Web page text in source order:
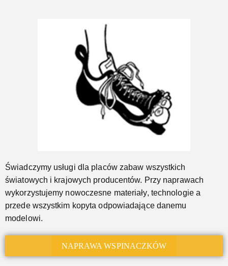
Świadczymy usługi dla placów zabaw wszystkich
światowych i krajowych producentów. Przy naprawach
wykorzystujemy nowoczesne materiały, technologie a
przede wszystkim kopyta odpowiadające danemu
modelowi.
NAPRAWA WSPINACZKÓW